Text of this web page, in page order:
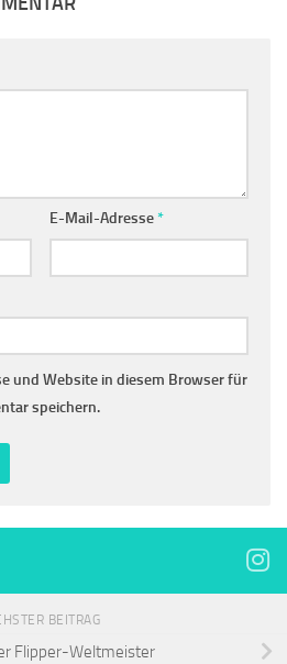
E-Mail-Adresse*
und Website in diesem Browser für
speichern.
BEITRAG
Flipper-Weltmeister